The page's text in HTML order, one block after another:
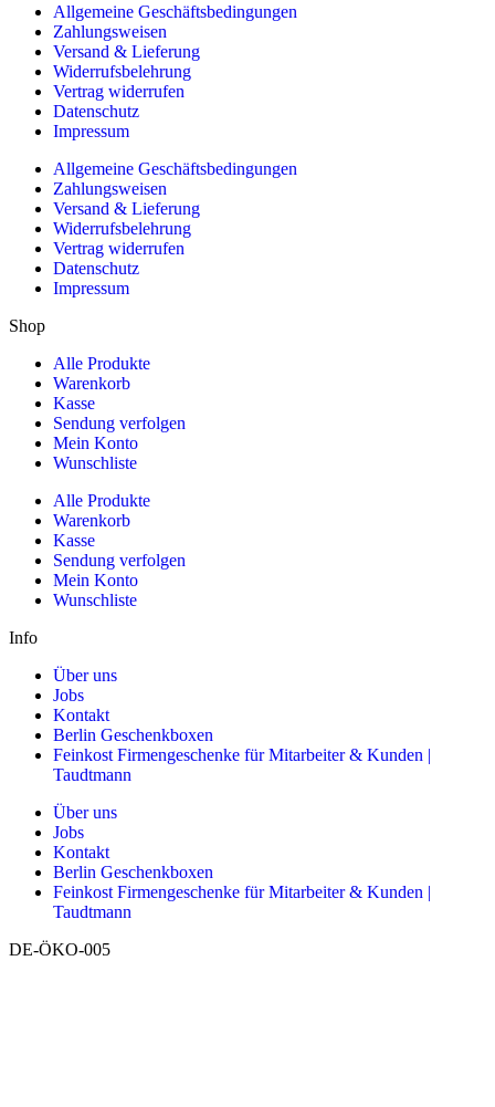
Allgemeine Geschäftsbedingungen
Zahlungsweisen
Versand & Lieferung
Widerrufsbelehrung
Vertrag widerrufen
Datenschutz
Impressum
Allgemeine Geschäftsbedingungen
Zahlungsweisen
Versand & Lieferung
Widerrufsbelehrung
Vertrag widerrufen
Datenschutz
Impressum
Shop
Alle Produkte
Warenkorb
Kasse
Sendung verfolgen
Mein Konto
Wunschliste
Alle Produkte
Warenkorb
Kasse
Sendung verfolgen
Mein Konto
Wunschliste
Info
Über uns
Jobs
Kontakt
Berlin Geschenkboxen
Feinkost Firmengeschenke für Mitarbeiter & Kunden |
Taudtmann
Über uns
Jobs
Kontakt
Berlin Geschenkboxen
Feinkost Firmengeschenke für Mitarbeiter & Kunden |
Taudtmann
DE-ÖKO-005